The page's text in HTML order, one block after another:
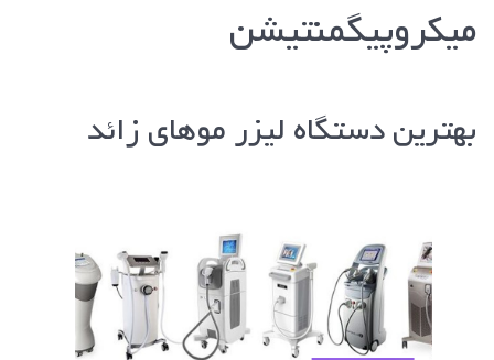
میکروپیگمنتیشن
بهترین دستگاه لیزر موهای زائد